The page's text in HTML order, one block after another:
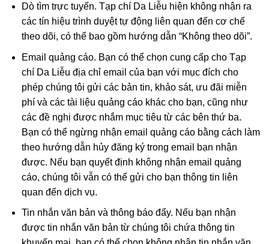
Dò tìm trực tuyến. Tạp chí Da Liễu hiện không nhận ra
các tín hiệu trình duyệt tự động liên quan đến cơ chế
theo dõi, có thể bao gồm hướng dẫn “Không theo dõi”.
Email quảng cáo. Bạn có thể chọn cung cấp cho Tạp
chí Da Liễu địa chỉ email của bạn với mục đích cho
phép chúng tôi gửi các bản tin, khảo sát, ưu đãi miễn
phí và các tài liệu quảng cáo khác cho bạn, cũng như
các đề nghị được nhắm mục tiêu từ các bên thứ ba.
Bạn có thể ngừng nhận email quảng cáo bằng cách làm
theo hướng dẫn hủy đăng ký trong email bạn nhận
được. Nếu bạn quyết định không nhận email quảng
cáo, chúng tôi vẫn có thể gửi cho bạn thông tin liên
quan đến dịch vụ.
Tin nhắn văn bản và thông báo đẩy. Nếu bạn nhận
được tin nhắn văn bản từ chúng tôi chứa thông tin